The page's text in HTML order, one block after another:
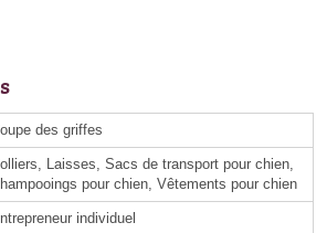
des griffes
Laisses, Sacs de transport pour chien,
pour chien, Vêtements pour chien
individuel